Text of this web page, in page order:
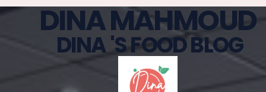
DINA MAHMOUD
DINA 'S FOOD BLOG